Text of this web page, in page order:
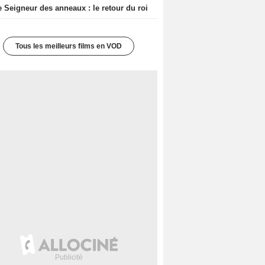
Seigneur des anneaux : le retour du roi
Tous les meilleurs films en VOD